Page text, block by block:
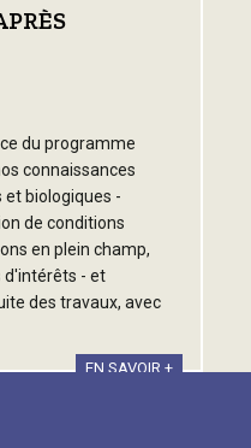
du programme
connaissances
biologiques -
de conditions
en plein champ,
d'intérêts - et
des travaux, avec
EN SAVOIR +